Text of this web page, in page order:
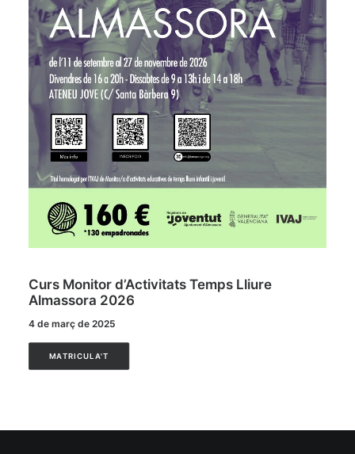
Curs Monitor d’Activitats Temps Lliure
Almassora 2026
4 de març de 2025
MATRICULA'T